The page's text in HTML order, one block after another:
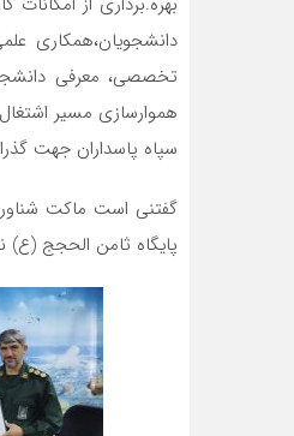
دانشجویان،همکاری
تخصصی، معرفی
هموارسازی مسیر
سپاه پاسداران جهت
گفتنی است ماکت
پایگاه ثامن الحجج (ع)